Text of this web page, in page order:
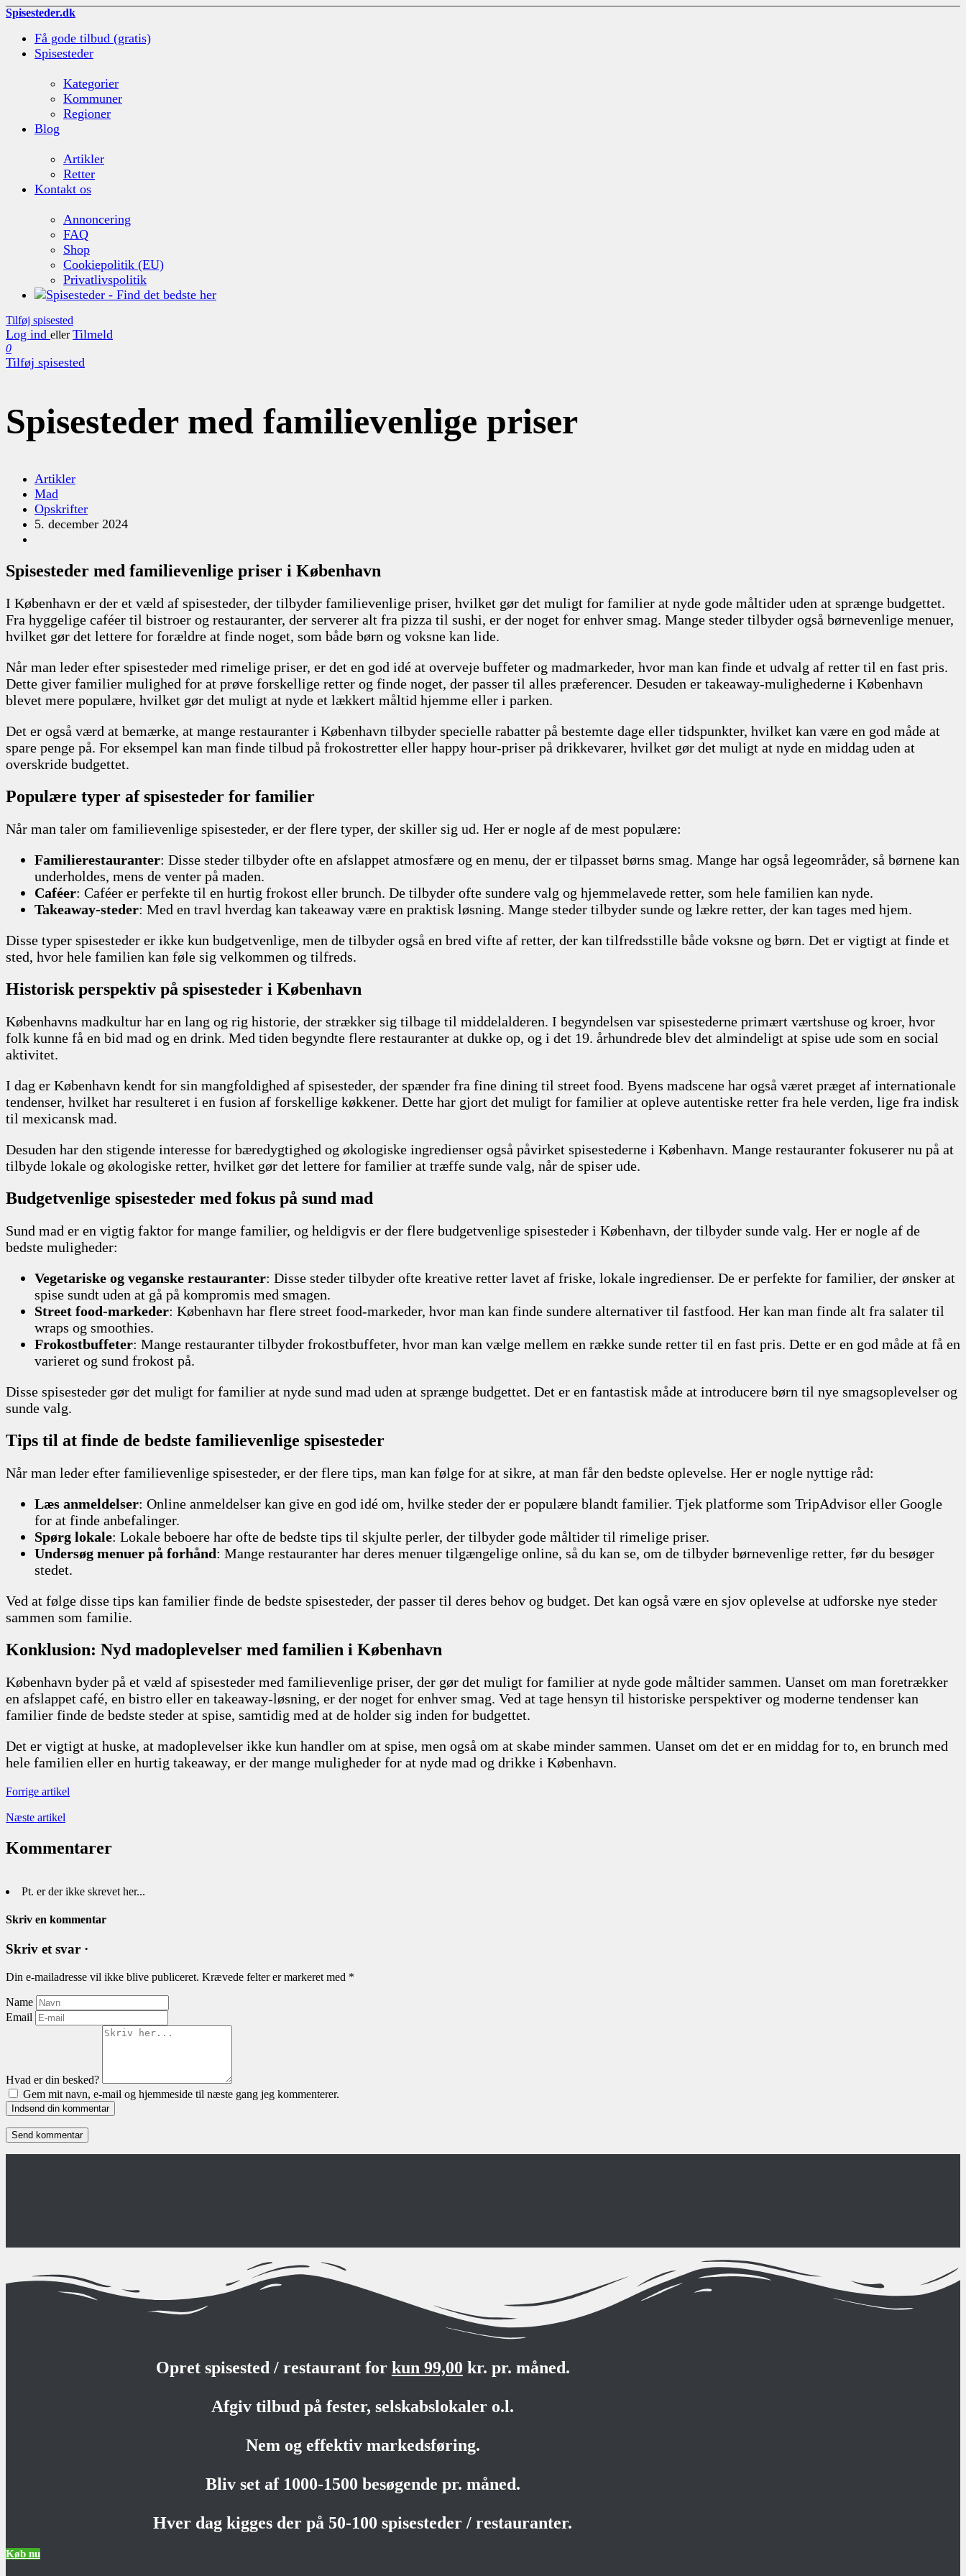
Spisesteder.dk
Få gode tilbud (gratis)
Spisesteder
Kategorier
Kommuner
Regioner
Blog
Artikler
Retter
Kontakt os
Annoncering
FAQ
Shop
Cookiepolitik (EU)
Privatlivspolitik
Tilføj spisested
Log ind eller Tilmeld
0
Tilføj spisested
Spisesteder med familievenlige priser
Artikler
Mad
Opskrifter
5. december 2024
Spisesteder med familievenlige priser i København
I København er der et væld af spisesteder, der tilbyder familievenlige priser, hvilket gør det muligt for familier at nyde gode måltider uden at sprænge budgettet.
Fra hyggelige caféer til bistroer og restauranter, der serverer alt fra pizza til sushi, er der noget for enhver smag. Mange steder tilbyder også børnevenlige menuer,
hvilket gør det lettere for forældre at finde noget, som både børn og voksne kan lide.
Når man leder efter spisesteder med rimelige priser, er det en god idé at overveje buffeter og madmarkeder, hvor man kan finde et udvalg af retter til en fast pris.
Dette giver familier mulighed for at prøve forskellige retter og finde noget, der passer til alles præferencer. Desuden er takeaway-mulighederne i København
blevet mere populære, hvilket gør det muligt at nyde et lækkert måltid hjemme eller i parken.
Det er også værd at bemærke, at mange restauranter i København tilbyder specielle rabatter på bestemte dage eller tidspunkter, hvilket kan være en god måde at
spare penge på. For eksempel kan man finde tilbud på frokostretter eller happy hour-priser på drikkevarer, hvilket gør det muligt at nyde en middag uden at
overskride budgettet.
Populære typer af spisesteder for familier
Når man taler om familievenlige spisesteder, er der flere typer, der skiller sig ud. Her er nogle af de mest populære:
Familierestauranter: Disse steder tilbyder ofte en afslappet atmosfære og en menu, der er tilpasset børns smag. Mange har også legeområder, så børnene kan
underholdes, mens de venter på maden.
Caféer: Caféer er perfekte til en hurtig frokost eller brunch. De tilbyder ofte sundere valg og hjemmelavede retter, som hele familien kan nyde.
Takeaway-steder: Med en travl hverdag kan takeaway være en praktisk løsning. Mange steder tilbyder sunde og lækre retter, der kan tages med hjem.
Disse typer spisesteder er ikke kun budgetvenlige, men de tilbyder også en bred vifte af retter, der kan tilfredsstille både voksne og børn. Det er vigtigt at finde et
sted, hvor hele familien kan føle sig velkommen og tilfreds.
Historisk perspektiv på spisesteder i København
Københavns madkultur har en lang og rig historie, der strækker sig tilbage til middelalderen. I begyndelsen var spisestederne primært værtshuse og kroer, hvor
folk kunne få en bid mad og en drink. Med tiden begyndte flere restauranter at dukke op, og i det 19. århundrede blev det almindeligt at spise ude som en social
aktivitet.
I dag er København kendt for sin mangfoldighed af spisesteder, der spænder fra fine dining til street food. Byens madscene har også været præget af internationale
tendenser, hvilket har resulteret i en fusion af forskellige køkkener. Dette har gjort det muligt for familier at opleve autentiske retter fra hele verden, lige fra indisk
til mexicansk mad.
Desuden har den stigende interesse for bæredygtighed og økologiske ingredienser også påvirket spisestederne i København. Mange restauranter fokuserer nu på at
tilbyde lokale og økologiske retter, hvilket gør det lettere for familier at træffe sunde valg, når de spiser ude.
Budgetvenlige spisesteder med fokus på sund mad
Sund mad er en vigtig faktor for mange familier, og heldigvis er der flere budgetvenlige spisesteder i København, der tilbyder sunde valg. Her er nogle af de
bedste muligheder:
Vegetariske og veganske restauranter: Disse steder tilbyder ofte kreative retter lavet af friske, lokale ingredienser. De er perfekte for familier, der ønsker at
spise sundt uden at gå på kompromis med smagen.
Street food-markeder: København har flere street food-markeder, hvor man kan finde sundere alternativer til fastfood. Her kan man finde alt fra salater til
wraps og smoothies.
Frokostbuffeter: Mange restauranter tilbyder frokostbuffeter, hvor man kan vælge mellem en række sunde retter til en fast pris. Dette er en god måde at få en
varieret og sund frokost på.
Disse spisesteder gør det muligt for familier at nyde sund mad uden at sprænge budgettet. Det er en fantastisk måde at introducere børn til nye smagsoplevelser og
sunde valg.
Tips til at finde de bedste familievenlige spisesteder
Når man leder efter familievenlige spisesteder, er der flere tips, man kan følge for at sikre, at man får den bedste oplevelse. Her er nogle nyttige råd:
Læs anmeldelser: Online anmeldelser kan give en god idé om, hvilke steder der er populære blandt familier. Tjek platforme som TripAdvisor eller Google
for at finde anbefalinger.
Spørg lokale: Lokale beboere har ofte de bedste tips til skjulte perler, der tilbyder gode måltider til rimelige priser.
Undersøg menuer på forhånd: Mange restauranter har deres menuer tilgængelige online, så du kan se, om de tilbyder børnevenlige retter, før du besøger
stedet.
Ved at følge disse tips kan familier finde de bedste spisesteder, der passer til deres behov og budget. Det kan også være en sjov oplevelse at udforske nye steder
sammen som familie.
Konklusion: Nyd madoplevelser med familien i København
København byder på et væld af spisesteder med familievenlige priser, der gør det muligt for familier at nyde gode måltider sammen. Uanset om man foretrækker
en afslappet café, en bistro eller en takeaway-løsning, er der noget for enhver smag. Ved at tage hensyn til historiske perspektiver og moderne tendenser kan
familier finde de bedste steder at spise, samtidig med at de holder sig inden for budgettet.
Det er vigtigt at huske, at madoplevelser ikke kun handler om at spise, men også om at skabe minder sammen. Uanset om det er en middag for to, en brunch med
hele familien eller en hurtig takeaway, er der mange muligheder for at nyde mad og drikke i København.
Forrige artikel
Næste artikel
Kommentarer
Pt. er der ikke skrevet her...
Skriv en kommentar
Skriv et svar ·
Din e-mailadresse vil ikke blive publiceret. Krævede felter er markeret med *
Name
Email
Hvad er din besked?
Gem mit navn, e-mail og hjemmeside til næste gang jeg kommenterer.
Indsend din kommentar
Opret spisested / restaurant for kun 99,00 kr. pr. måned.
Afgiv tilbud på fester, selskabslokaler o.l.
Nem og effektiv markedsføring.
Bliv set af 1000-1500 besøgende pr. måned.
Hver dag kigges der på 50-100 spisesteder / restauranter.
Køb nu